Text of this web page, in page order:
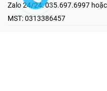
Zalo 24/24:035.697.6997
MST:0313386457